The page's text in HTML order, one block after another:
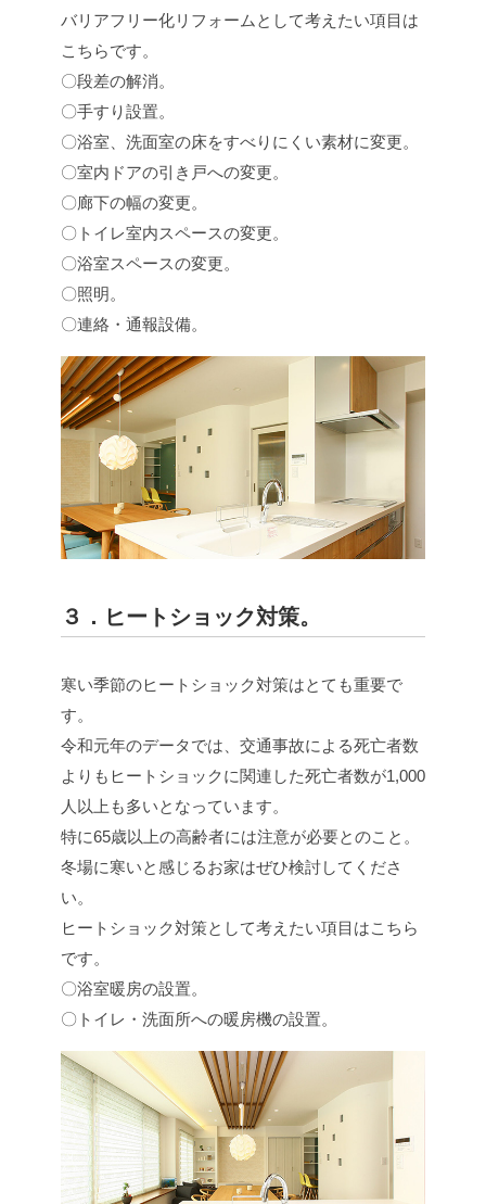
バリアフリー化リフォームとして考えたい項目は
こちらです。
〇段差の解消。
〇手すり設置。
〇浴室、洗面室の床をすべりにくい素材に変更。
〇室内ドアの引き戸への変更。
〇廊下の幅の変更。
〇トイレ室内スペースの変更。
〇浴室スペースの変更。
〇照明。
〇連絡・通報設備。
３．ヒートショック対策。
寒い季節のヒートショック対策はとても重要で
す。
令和元年のデータでは、交通事故による死亡者数
よりもヒートショックに関連した死亡者数が1,000
人以上も多いとなっています。
特に65歳以上の高齢者には注意が必要とのこと。
冬場に寒いと感じるお家はぜひ検討してくださ
い。
ヒートショック対策として考えたい項目はこちら
です。
〇浴室暖房の設置。
〇トイレ・洗面所への暖房機の設置。